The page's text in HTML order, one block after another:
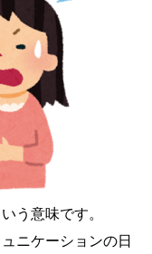
う意味です。
ニケーションの日